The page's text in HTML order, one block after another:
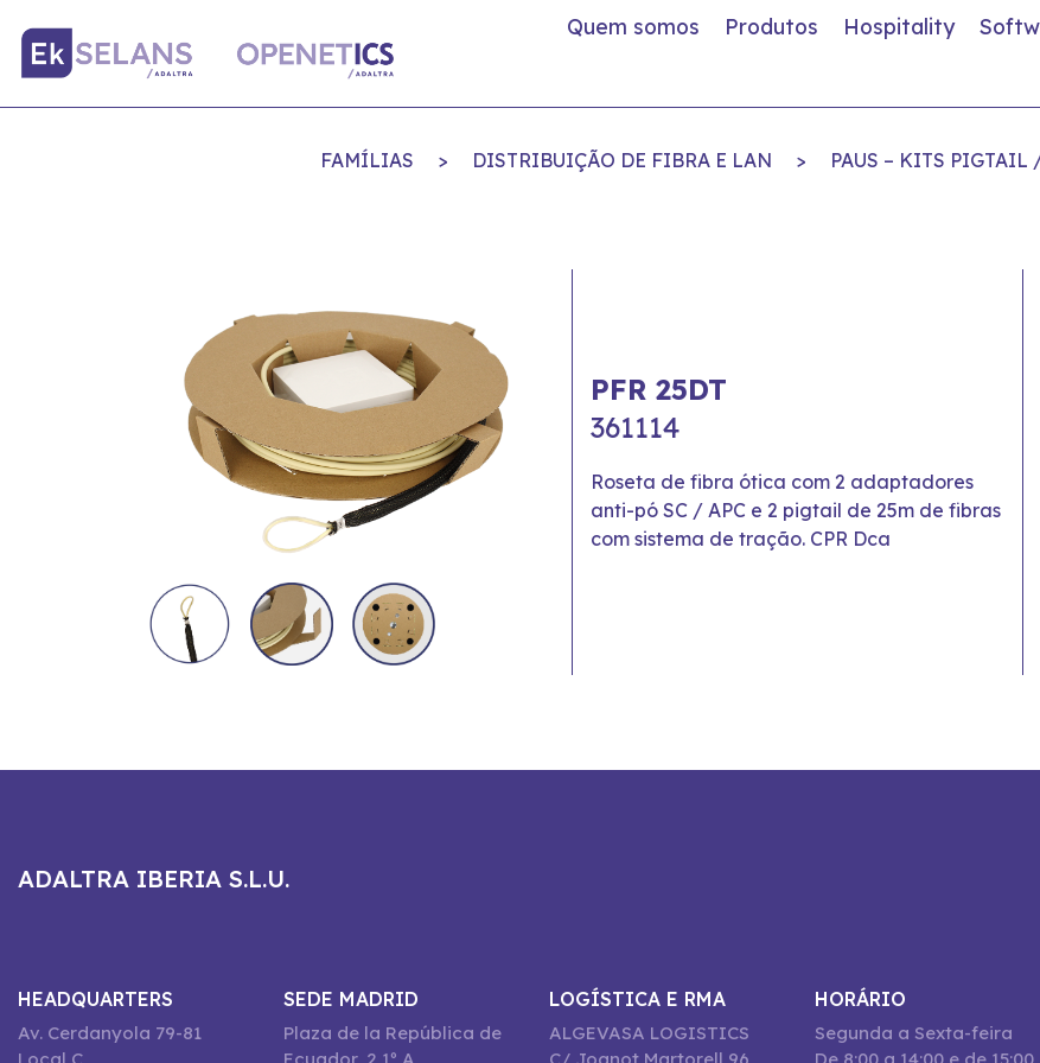
Quem somos Produtos Hospitality
FAMÍLIAS > DISTRIBUIÇÃO DE FIBRA E LAN > PAUS – KITS PIGTAIL
PFR 25DT
361114
Roseta de fibra ótica com 2 adaptadores
anti-pó SC / APC e 2 pigtail de 25m de fibras
com sistema de tração. CPR Dca
ADALTRA IBERIA S.L.U.
HEADQUARTERS
Av. Cerdanyola 79-81
SEDE MADRID
Plaza de la República de
LOGÍSTICA E RMA
ALGEVASA LOGISTICS
HORÁRIO
Segunda a Sexta-feira